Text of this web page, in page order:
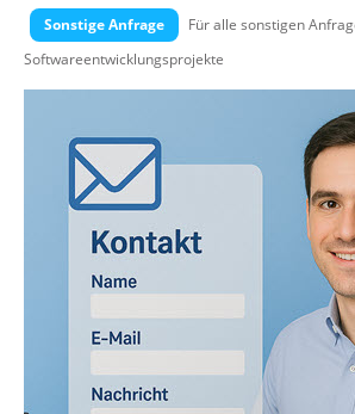
Sonstige Anfrage
Für alle sonstigen
Softwareentwicklungsprojekte